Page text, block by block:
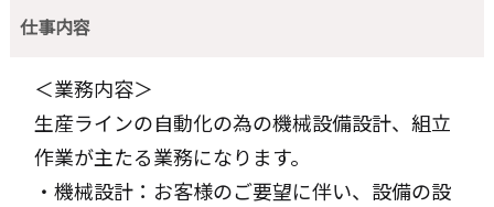
仕事内容
＜業務内容＞
生産ラインの自動化の為の機械設備設計、組立
作業が主たる業務になります。
・機械設計：お客様のご要望に伴い、設備の設